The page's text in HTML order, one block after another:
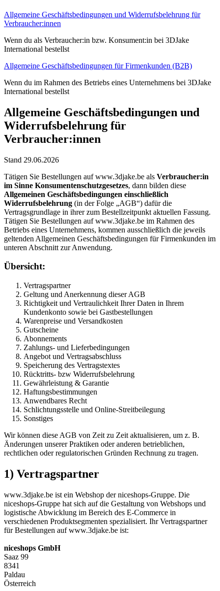
Allgemeine Geschäftsbedingungen und Widerrufsbelehrung für
Verbraucher:innen
Wenn du als Verbraucher:in bzw. Konsument:in bei 3DJake
International bestellst
Allgemeine Geschäftsbedingungen für Firmenkunden (B2B)
Wenn du im Rahmen des Betriebs eines Unternehmens bei 3DJake
International bestellst
Allgemeine Geschäftsbedingungen und
Widerrufsbelehrung für
Verbraucher:innen
Stand 29.06.2026
Tätigen Sie Bestellungen auf www.3djake.be als Verbraucher:in
im Sinne Konsumentenschutzgesetzes, dann bilden diese
Allgemeinen Geschäftsbedingungen einschließlich
Widerrufsbelehrung (in der Folge „AGB“) dafür die
Vertragsgrundlage in ihrer zum Bestellzeitpunkt aktuellen Fassung.
Tätigen Sie Bestellungen auf www.3djake.be im Rahmen des
Betriebs eines Unternehmens, kommen ausschließlich die jeweils
geltenden Allgemeinen Geschäftsbedingungen für Firmenkunden im
unteren Abschnitt zur Anwendung.
Übersicht:
Vertragspartner
Geltung und Anerkennung dieser AGB
Richtigkeit und Vertraulichkeit Ihrer Daten in Ihrem
Kundenkonto sowie bei Gastbestellungen
Warenpreise und Versandkosten
Gutscheine
Abonnements
Zahlungs- und Lieferbedingungen
Angebot und Vertragsabschluss
Speicherung des Vertragstextes
Rücktritts- bzw Widerrufsbelehrung
Gewährleistung & Garantie
Haftungsbestimmungen
Anwendbares Recht
Schlichtungsstelle und Online-Streitbeilegung
Sonstiges
Wir können diese AGB von Zeit zu Zeit aktualisieren, um z. B.
Änderungen unserer Praktiken oder anderen betrieblichen,
rechtlichen oder regulatorischen Gründen Rechnung zu tragen.
1) Vertragspartner
www.3djake.be ist ein Webshop der niceshops-Gruppe. Die
niceshops-Gruppe hat sich auf die Gestaltung von Webshops und
logistische Abwicklung im Bereich des E-Commerce in
verschiedenen Produktsegmenten spezialisiert. Ihr Vertragspartner
für Bestellungen auf www.3djake.be ist:
niceshops GmbH
Saaz 99
8341
Paldau
Österreich